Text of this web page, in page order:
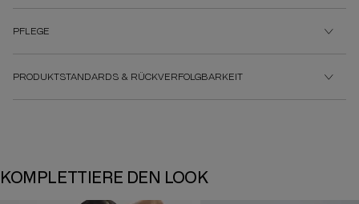
PFLEGE
PRODUKTSTANDARDS & RÜCKVERFOLGBARKEIT
KOMPLETTIERE DEN LOOK